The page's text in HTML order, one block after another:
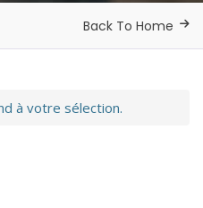
Back To Home
à votre sélection.